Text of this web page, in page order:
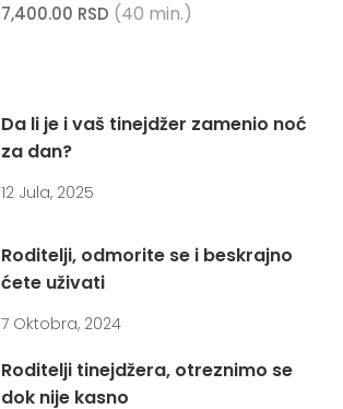
7,400.00 RSD (40 min.)
Da li je i vaš tinejdžer zamenio noć
za dan?
12 Jula, 2025
Roditelji, odmorite se i beskrajno
ćete uživati
7 Oktobra, 2024
Roditelji tinejdžera, otreznimo se
dok nije kasno